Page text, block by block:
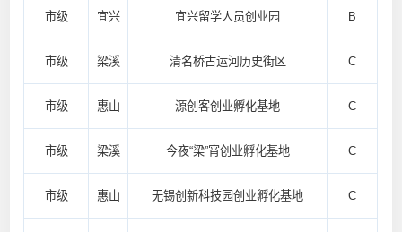
市级 宜兴 宜兴留学人员创业园 B
市级 梁溪 清名桥古运河历史街区 C
市级 惠山 源创客创业孵化基地 C
市级 梁溪 今夜“梁”宵创业孵化基地 C
市级 惠山 无锡创新科技园创业孵化基地 C